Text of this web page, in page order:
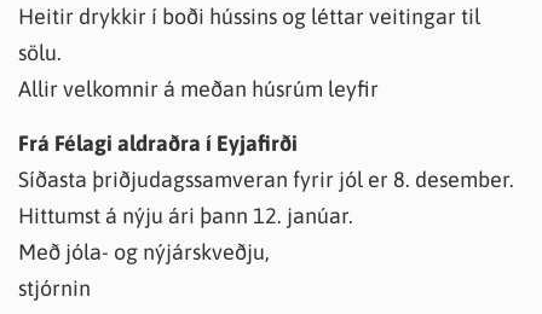
Heitir drykkir í boði hússins og léttar veitingar til
sölu.
Allir velkomnir á meðan húsrúm leyfir
Frá Félagi aldraðra í Eyjafirði
Síðasta þriðjudagssamveran fyrir jól er 8. desember.
Hittumst á nýju ári þann 12. janúar.
Með jóla- og nýjárskveðju,
stjórnin